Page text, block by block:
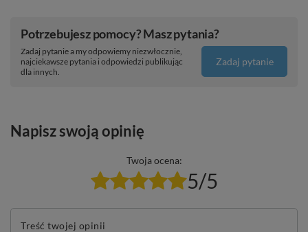
Potrzebujesz pomocy? Masz pytania?
Zadaj pytanie a my odpowiemy niezwłocznie,
najciekawsze pytania i odpowiedzi publikując
dla innych.
Zadaj pytanie
Napisz swoją opinię
Twoja ocena:
5/5
Treść twojej opinii